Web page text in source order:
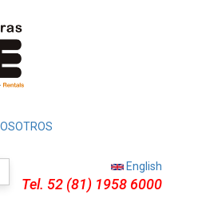
English
Tel. 52 (81) 1958 6000